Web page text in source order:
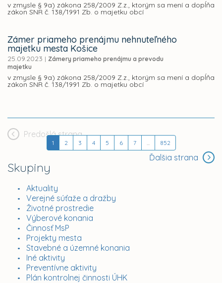
Skupiny
Aktuality
Verejné súťaže a dražby
Životné prostredie
Výberové konania
Činnosť MsP
Projekty mesta
Stavebné a územné konania
Iné aktivity
Preventívne aktivity
Plán kontrolnej činnosti ÚHK
v zmysle § 9a) zákona 258/2009 Z.z., ktorým sa mení a dopĺňa
zákon SNR č. 138/1991 Zb. o majetku obcí
Zámer priameho prenájmu nehnuteľného
majetku mesta Košice
25.09.2023 | Zámery priameho prenájmu a prevodu
majetku
v zmysle § 9a) zákona 258/2009 Z.z., ktorým sa mení a dopĺňa
zákon SNR č. 138/1991 Zb. o majetku obcí
Predošlá strana
1 2 3 4 5 6 7 ... 852
Ďalšia strana